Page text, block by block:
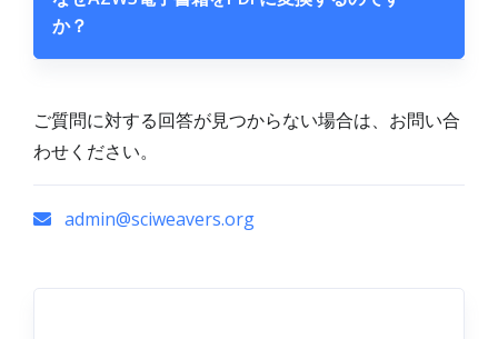
か？
ご質問に対する回答が見つからない場合は、お問い合
わせください。
admin@sciweavers.org